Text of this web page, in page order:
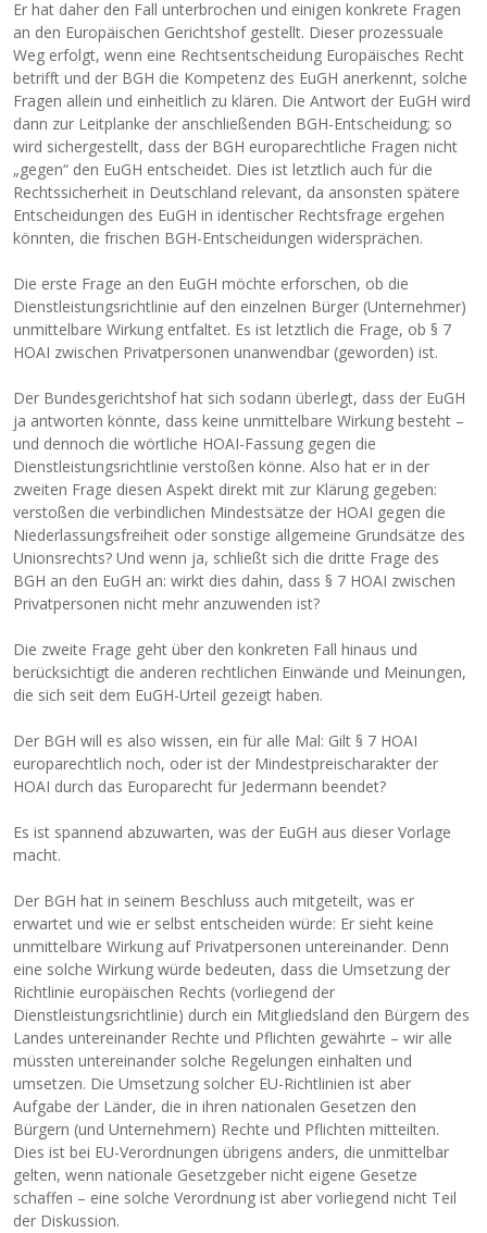
Er hat daher den Fall unterbrochen und einigen konkrete Fragen
an den Europäischen Gerichtshof gestellt. Dieser prozessuale
Weg erfolgt, wenn eine Rechtsentscheidung Europäisches Recht
betrifft und der BGH die Kompetenz des EuGH anerkennt, solche
Fragen allein und einheitlich zu klären. Die Antwort der EuGH wird
dann zur Leitplanke der anschließenden BGH-Entscheidung; so
wird sichergestellt, dass der BGH europarechtliche Fragen nicht
„gegen“ den EuGH entscheidet. Dies ist letztlich auch für die
Rechtssicherheit in Deutschland relevant, da ansonsten spätere
Entscheidungen des EuGH in identischer Rechtsfrage ergehen
könnten, die frischen BGH-Entscheidungen widersprächen.
Die erste Frage an den EuGH möchte erforschen, ob die
Dienstleistungsrichtlinie auf den einzelnen Bürger (Unternehmer)
unmittelbare Wirkung entfaltet. Es ist letztlich die Frage, ob § 7
HOAI zwischen Privatpersonen unanwendbar (geworden) ist.
Der Bundesgerichtshof hat sich sodann überlegt, dass der EuGH
ja antworten könnte, dass keine unmittelbare Wirkung besteht –
und dennoch die wörtliche HOAI-Fassung gegen die
Dienstleistungsrichtlinie verstoßen könne. Also hat er in der
zweiten Frage diesen Aspekt direkt mit zur Klärung gegeben:
verstoßen die verbindlichen Mindestsätze der HOAI gegen die
Niederlassungsfreiheit oder sonstige allgemeine Grundsätze des
Unionsrechts? Und wenn ja, schließt sich die dritte Frage des
BGH an den EuGH an: wirkt dies dahin, dass § 7 HOAI zwischen
Privatpersonen nicht mehr anzuwenden ist?
Die zweite Frage geht über den konkreten Fall hinaus und
berücksichtigt die anderen rechtlichen Einwände und Meinungen,
die sich seit dem EuGH-Urteil gezeigt haben.
Der BGH will es also wissen, ein für alle Mal: Gilt § 7 HOAI
europarechtlich noch, oder ist der Mindestpreischarakter der
HOAI durch das Europarecht für Jedermann beendet?
Es ist spannend abzuwarten, was der EuGH aus dieser Vorlage
macht.
Der BGH hat in seinem Beschluss auch mitgeteilt, was er
erwartet und wie er selbst entscheiden würde: Er sieht keine
unmittelbare Wirkung auf Privatpersonen untereinander. Denn
eine solche Wirkung würde bedeuten, dass die Umsetzung der
Richtlinie europäischen Rechts (vorliegend der
Dienstleistungsrichtlinie) durch ein Mitgliedsland den Bürgern des
Landes untereinander Rechte und Pflichten gewährte – wir alle
müssten untereinander solche Regelungen einhalten und
umsetzen. Die Umsetzung solcher EU-Richtlinien ist aber
Aufgabe der Länder, die in ihren nationalen Gesetzen den
Bürgern (und Unternehmern) Rechte und Pflichten mitteilten.
Dies ist bei EU-Verordnungen übrigens anders, die unmittelbar
gelten, wenn nationale Gesetzgeber nicht eigene Gesetze
schaffen – eine solche Verordnung ist aber vorliegend nicht Teil
der Diskussion.